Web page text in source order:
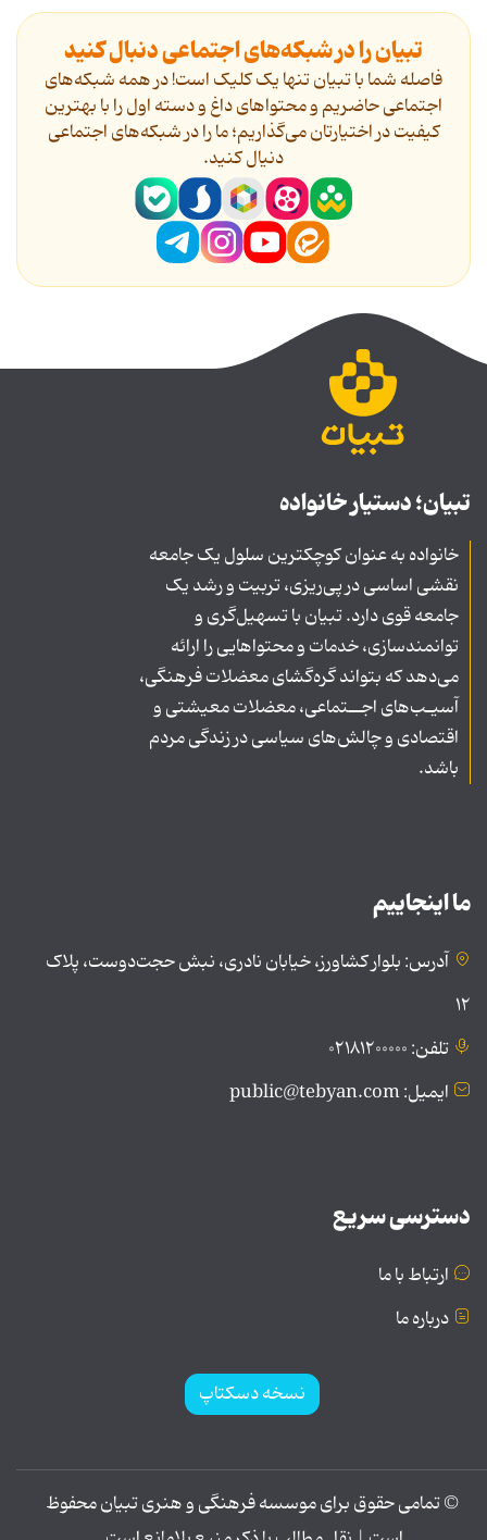
تبیان را در شبکه‌های اجتماعی دنبال کنید
فاصله شما با تبیان تنها یک کلیک است! در همه شبکه‌های
اجتماعی حاضریم و محتواهای داغ و دسته اول را با بهترین
کیفیت در اختیارتان می‌گذاریم؛ ما را در شبکه‌های اجتماعی
دنیال کنید.
تبیان؛ دستیار خانواده
خانواده به عنوان کوچکترین سلول یک جامعه
نقشی اساسی در پی‌ریزی، تربیت و رشد یک
جامعه قوی دارد. تبیان با تسهیل‌گری و
توانمندسازی، خدمات و محتواهایی را ارائه
می‌دهد که بتواند گره‌گشای معضلات فرهنگی،
آسیـب‌های اجــتماعی، معضلات معیشتی و
اقتصادی و چالش‌های سیاسی در زندگی مردم
باشد.
ما اینجاییم
آدرس: بلوار کشاورز، خیابان نادری، نبش حجت‌دوست، پلاک
۱۲
تلفن: ۰۲۱۸۱۲۰۰۰۰۰
ایمیل: public@tebyan.com
دسترسی سریع
ارتباط با ما
درباره ما
نسخه دسکتاپ
© تمامی حقوق برای موسسه فرهنگی و هنری تبیان محفوظ